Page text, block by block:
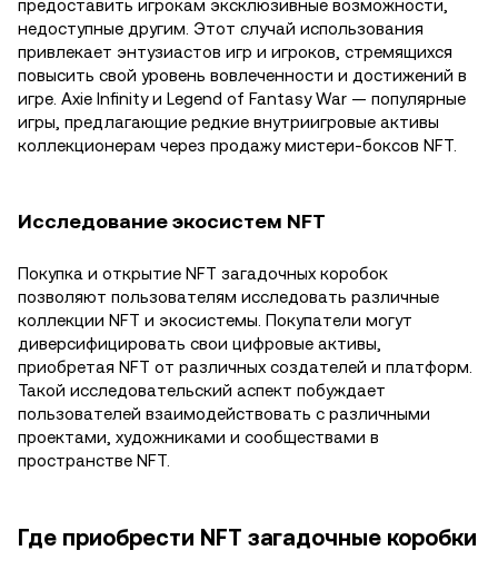
предоставить игрокам эксклюзивные возможности,
недоступные другим. Этот случай использования
привлекает энтузиастов игр и игроков, стремящихся
повысить свой уровень вовлеченности и достижений в
игре. Axie Infinity и Legend of Fantasy War — популярные
игры, предлагающие редкие внутриигровые активы
коллекционерам через продажу мистери-боксов NFT.
Исследование экосистем NFT
Покупка и открытие NFT загадочных коробок
позволяют пользователям исследовать различные
коллекции NFT и экосистемы. Покупатели могут
диверсифицировать свои цифровые активы,
приобретая NFT от различных создателей и платформ.
Такой исследовательский аспект побуждает
пользователей взаимодействовать с различными
проектами, художниками и сообществами в
пространстве NFT.
Где приобрести NFT загадочные коробки